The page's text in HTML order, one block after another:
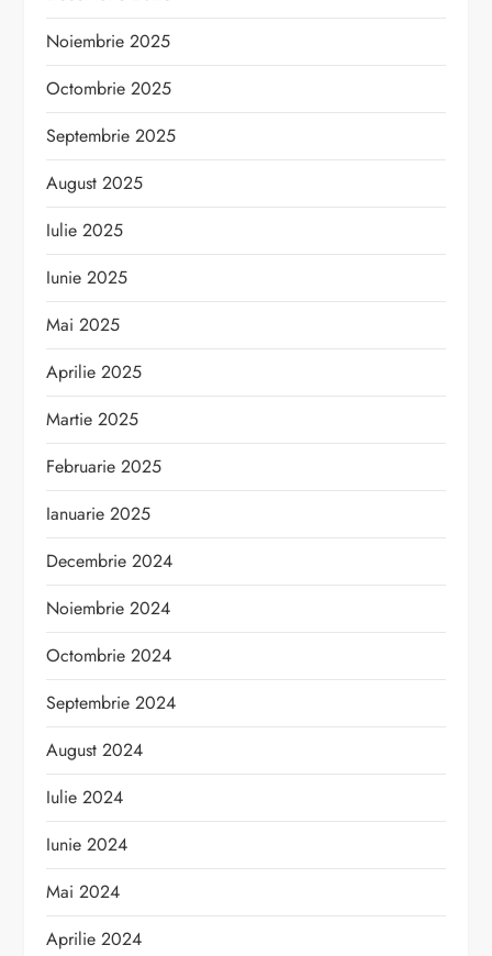
Noiembrie 2025
Octombrie 2025
Septembrie 2025
August 2025
Iulie 2025
Iunie 2025
Mai 2025
Aprilie 2025
Martie 2025
Februarie 2025
Ianuarie 2025
Decembrie 2024
Noiembrie 2024
Octombrie 2024
Septembrie 2024
August 2024
Iulie 2024
Iunie 2024
Mai 2024
Aprilie 2024